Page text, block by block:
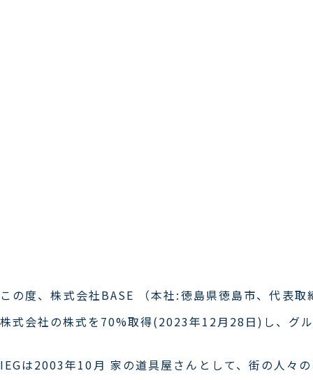
この度、株式会社BASE （本社:徳島県徳島市、代表
株式会社の株式を70%取得(2023年12月28日)し、グ
IEGは2003年10月 家の道具屋さんとして、街の人々